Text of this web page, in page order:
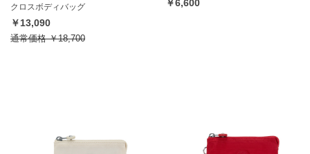
クロスボディバッグ
￥13,090
通常価格￥18,700
￥6,600